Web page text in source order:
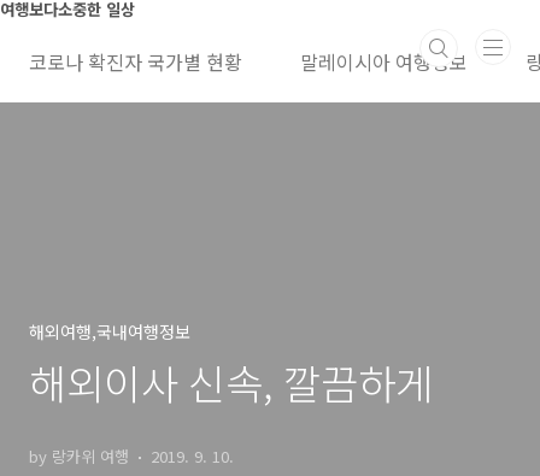
본문 바로가기
여행보다소중한 일상
코로나 확진자 국가별 현황 말레이시아 여행정보
해외여행,국내여행정보
해외이사 신속, 깔끔하게
by 랑카위 여행 2019. 9. 10.